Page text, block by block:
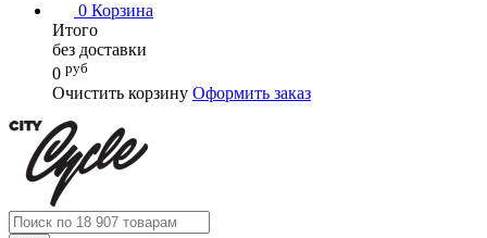
0 Корзина
Итого
без доставки
0 руб
Очистить корзину Оформить заказ